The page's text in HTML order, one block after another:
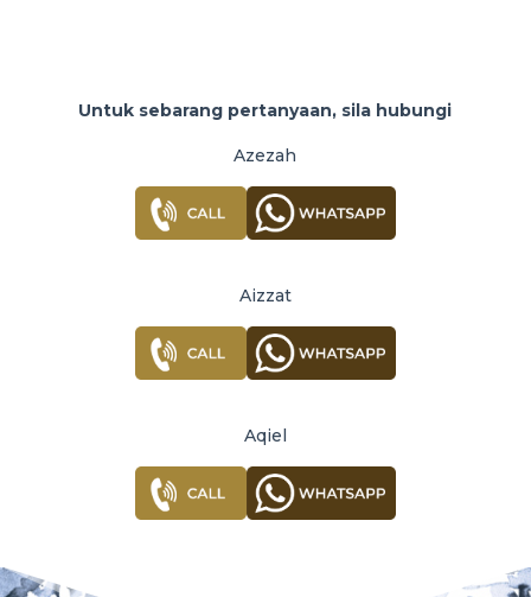
Untuk sebarang pertanyaan, sila hubungi
Azezah
Aizzat
Aqiel